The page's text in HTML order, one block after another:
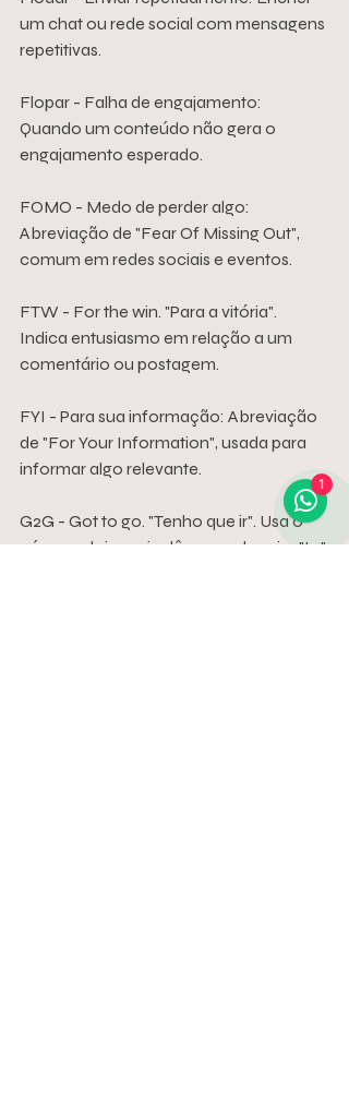
um chat ou rede social com mensagens
repetitivas.
Flopar - Falha de engajamento:
Quando um conteúdo não gera o
engajamento esperado.
FOMO - Medo de perder algo:
Abreviação de "Fear Of Missing Out",
comum em redes sociais e eventos.
FTW - For the win. "Para a vitória".
Indica entusiasmo em relação a um
comentário ou postagem.
FYI - Para sua informação: Abreviação
de "For Your Information", usada para
informar algo relevante.
G2G - Got to go. "Tenho que ir". Usa o
número dois em inglês para abreviar "to".
1